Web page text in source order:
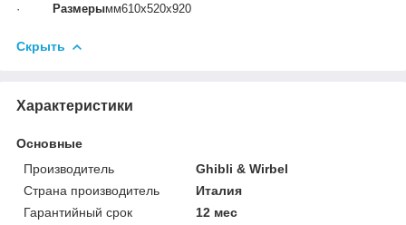
·
Размерымм610x520x920
Скрыть
Характеристики
Основные
Производитель
Ghibli & Wirbel
Страна производитель
Италия
Гарантийный срок
12 мес